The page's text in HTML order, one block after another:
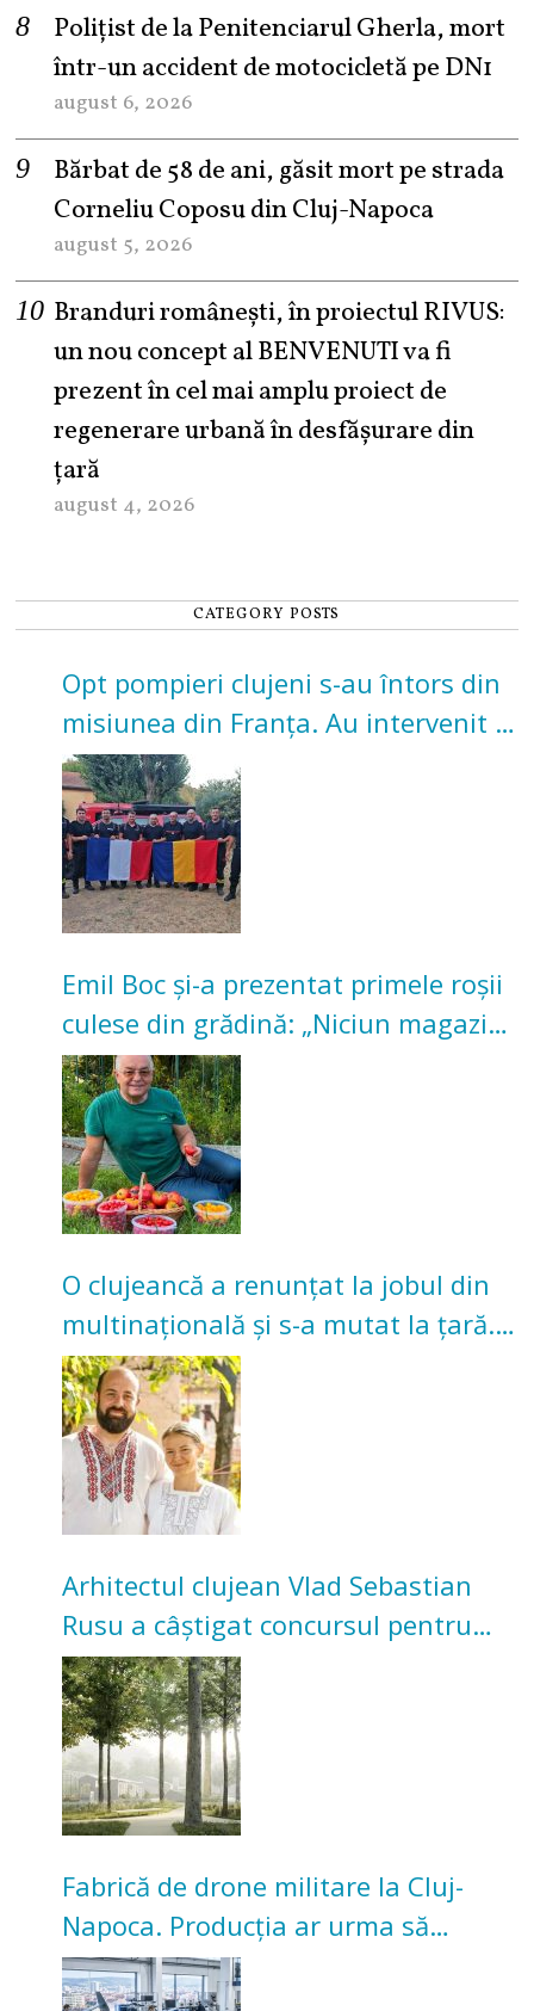
Polițist de la Penitenciarul Gherla, mort
într-un accident de motocicletă pe DN1
august 6, 2026
Bărbat de 58 de ani, găsit mort pe strada
Corneliu Coposu din Cluj-Napoca
august 5, 2026
Branduri românești, în proiectul RIVUS:
un nou concept al BENVENUTI va fi
prezent în cel mai amplu proiect de
regenerare urbană în desfășurare din
țară
august 4, 2026
CATEGORY POSTS
Opt pompieri clujeni s-au întors din
misiunea din Franța. Au intervenit la
incendii de vegetație și pădure
Emil Boc și-a prezentat primele roșii
culese din grădină: „Niciun magazin
nu poate oferi această satisfacție”
O clujeancă a renunțat la jobul din
multinațională și s-a mutat la țară.
Acum cultivă legume în grădina
bunicilor
Arhitectul clujean Vlad Sebastian
Rusu a câștigat concursul pentru
transformarea Grădinii Casei
Universitarilor
Fabrică de drone militare la Cluj-
Napoca. Producția ar urma să
înceapă în toamna acestui an